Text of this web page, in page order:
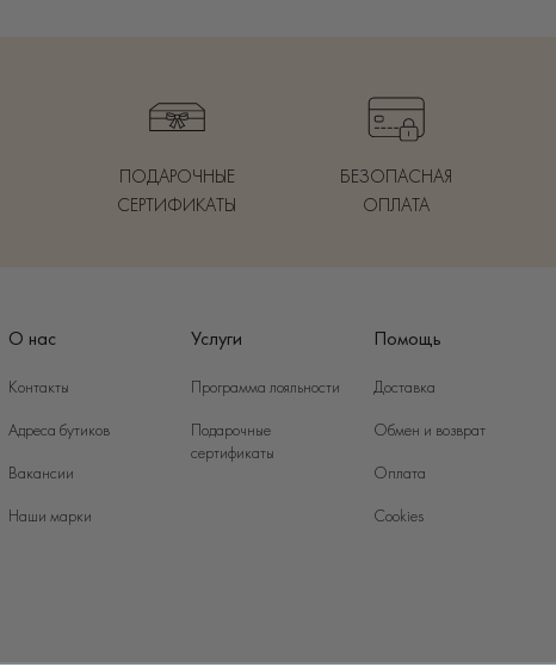
ПОДАРОЧНЫЕ
СЕРТИФИКАТЫ
БЕЗОПАСНАЯ
ОПЛАТА
О нас
Контакты
Адреса бутиков
Вакансии
Наши марки
Услуги
Программа лояльности
Подарочные
сертификаты
Помощь
Доставка
Обмен и возврат
Оплата
Cookies